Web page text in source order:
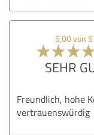
5,00 von 5
SEHR
Freundlich, hohe
vertrauenswürdig